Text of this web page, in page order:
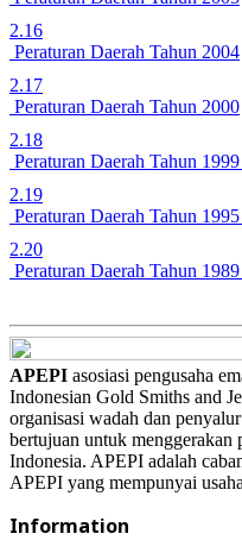
2.16
Peraturan Daerah Tahun 2004
2.17
Peraturan Daerah Tahun 2000
2.18
Peraturan Daerah Tahun
2.19
Peraturan Daerah Tahun
2.20
Peraturan Daerah Tahun
APEPI asosiasi pengusaha
Indonesian Gold Smiths and
organisasi wadah dan
bertujuan untuk menggerakan
Indonesia. APEPI adalah
APEPI yang mempunyai
Information